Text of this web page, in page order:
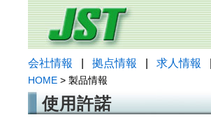
会社情報 拠点情報 求人情報
HOME > 製品情報
使用許諾